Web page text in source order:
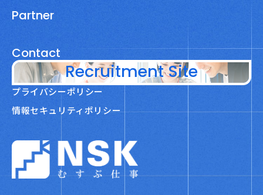
Partner
Contact
Recruitment Site
プライバシーポリシー
情報セキュリティポリシー